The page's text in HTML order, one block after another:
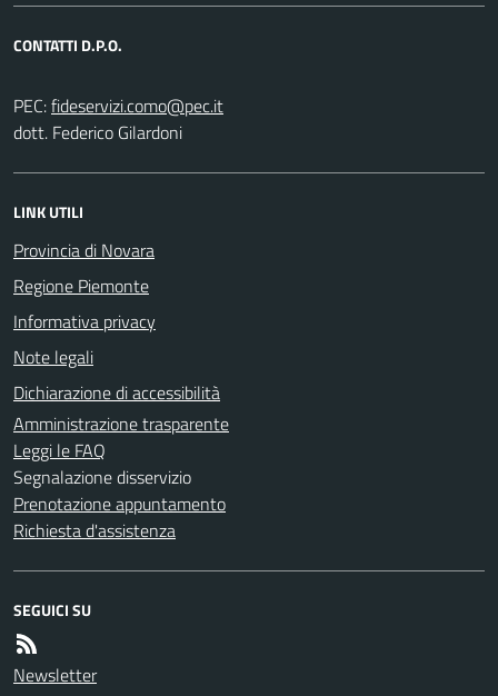
CONTATTI D.P.O.
PEC:
dott. Federico Gilardoni
LINK UTILI
Provincia di Novara
Regione Piemonte
Informativa privacy
Note legali
Dichiarazione di accessibilità
Amministrazione trasparente
Leggi le FAQ
Segnalazione disservizio
Prenotazione appuntamento
Richiesta d'assistenza
SEGUICI SU
Newsletter